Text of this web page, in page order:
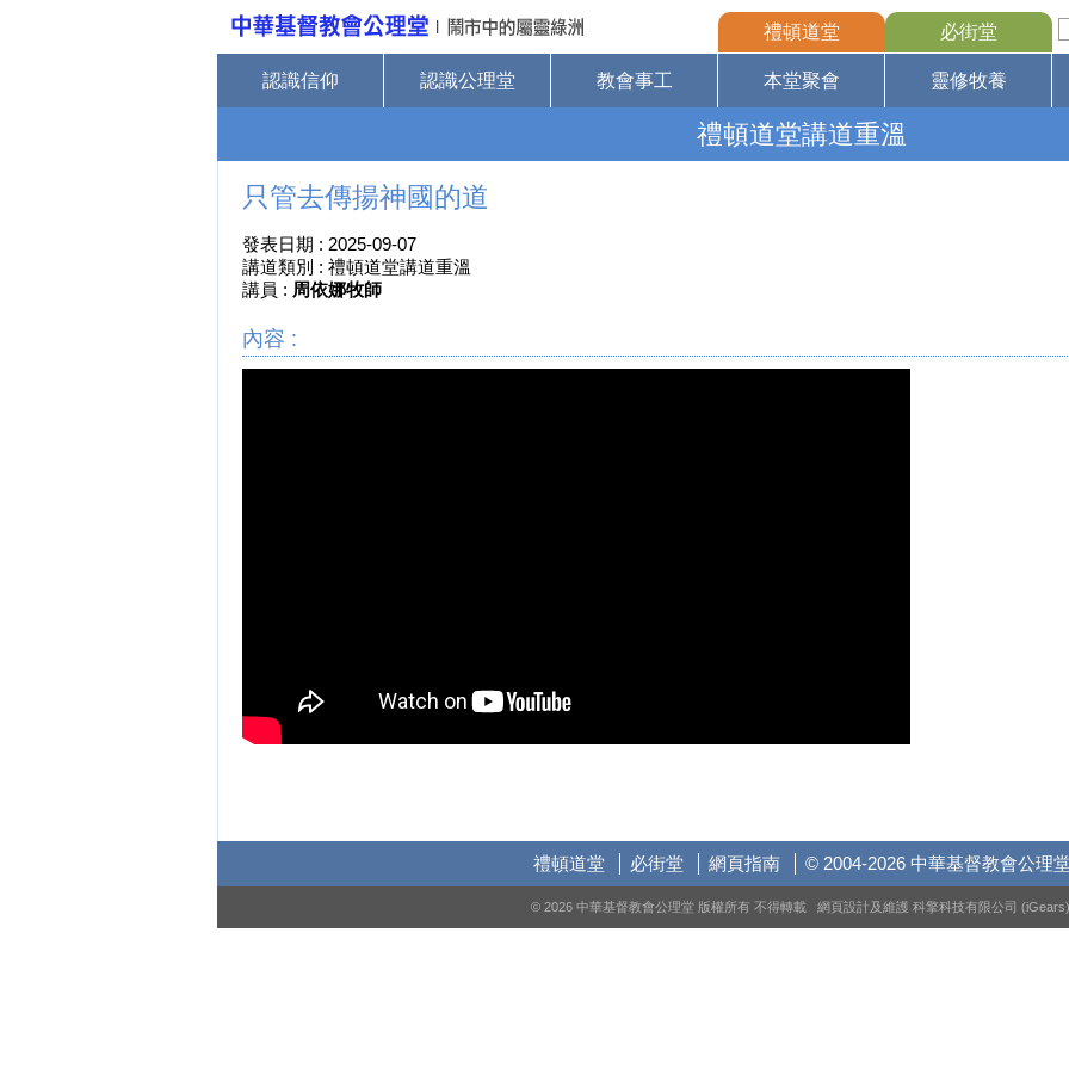
禮頓道堂 必街堂
認識信仰 認識公理堂 教會事工 本堂聚會 靈修牧養
禮頓道堂講道重溫
只管去傳揚神國的道
發表日期 : 2025-09-07
講道類別 : 禮頓道堂講道重溫
講員 : 周依娜牧師
內容 :
禮頓道堂 必街堂 網頁指南 © 2004-2026 中華基督教會公理
© 2026 中華基督教會公理堂 版權所有 不得轉載 網頁設計及維護 科擎科技有限公司 (iGears)